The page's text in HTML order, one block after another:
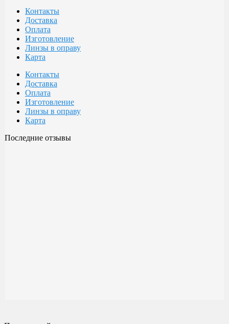
Контакты
Доставка
Оплата
Изготовление
Линзы в оправу
Карта
Контакты
Доставка
Оплата
Изготовление
Линзы в оправу
Карта
Последние отзывы